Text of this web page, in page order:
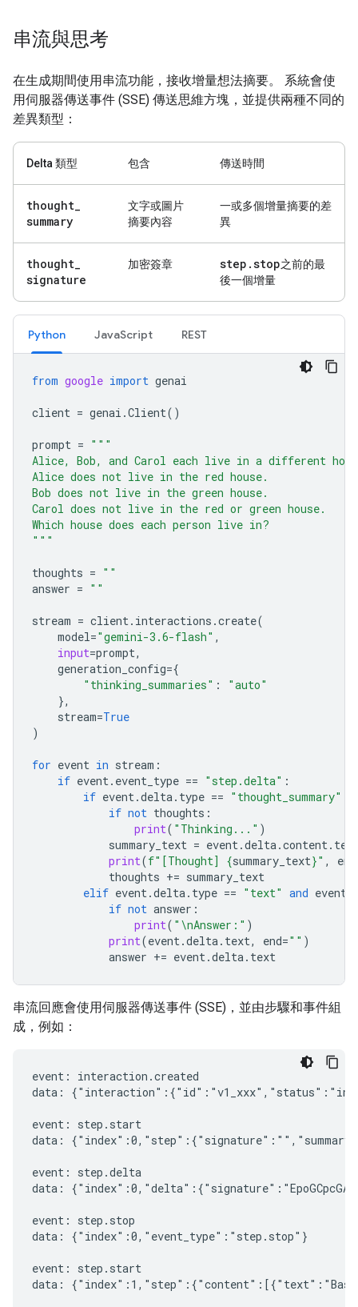
串流與思考
在生成期間使用串流功能，接收增量想法摘要。 系統會使
用伺服器傳送事件 (SSE) 傳送思維方塊，並提供兩種不同的
差異類型：
Delta 類型 包含 傳送時間
thought_
summary
文字或圖片
摘要內容
一或多個增量摘要的差
異
thought_
signature
加密簽章 step .stop之前的最
後一個增量
Python JavaScript REST
from google import genai
client = genai .Client()
prompt = """
Alice, Bob, and Carol each live in a different
Alice does not live in the red house.
Bob does not live in the green house.
Carol does not live in the red or green house.
Which house does each person live in?
"""
thoughts = ""
answer = ""
stream = client. interactions .create(
model="gemini-3.6-flash" ,
input=prompt,
generation_config={
"thinking_summaries" :
"auto"
},
stream=True
)
for event in stream :
if event. event_type == "step.delta" :
if event.delta. type == "thought_summary"
if not thoughts :
print( "Thinking..." )
summary_text = event.delta.content.
print(f"[Thought] {summary_text}" , end
thoughts += summary_text
elif event.delta. type == "text" and event
if not answer :
print( " \nAnswer:" )
print(event.delta. text, end="" )
answer += event.delta. text
串流回應會使用伺服器傳送事件 (SSE)，並由步驟和事件組
成，例如：
event: interaction.created
data:
event: step.start
data:
event: step.delta
data:
event: step.stop
data: {"index":0,"event_type":"step.stop"}
event: step.start
data: